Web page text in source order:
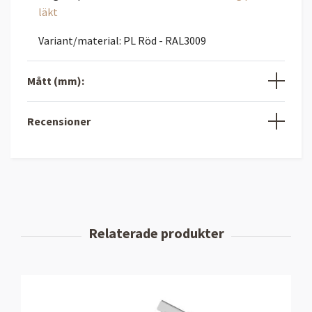
läkt
Variant/material: PL Röd - RAL3009
Mått (mm):
Recensioner